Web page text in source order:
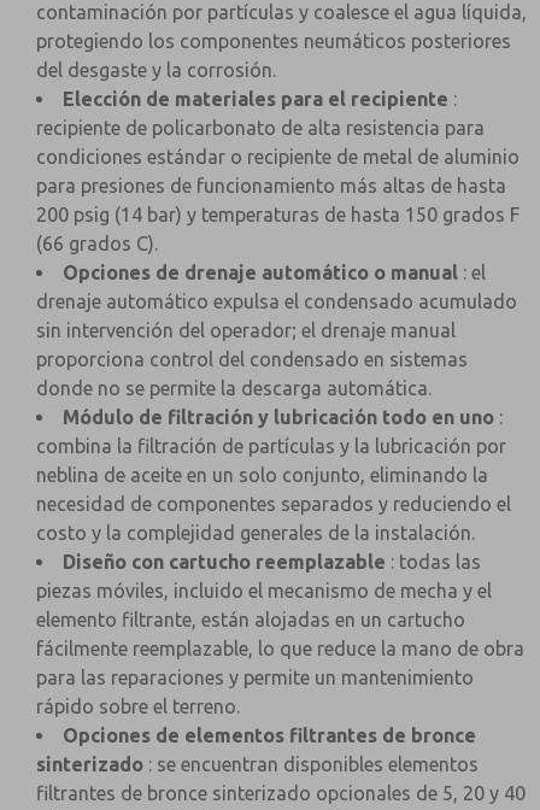
contaminación por partículas y coalesce el agua líquida,
protegiendo los componentes neumáticos posteriores
del desgaste y la corrosión.
Elección de materiales para el recipiente :
recipiente de policarbonato de alta resistencia para
condiciones estándar o recipiente de metal de aluminio
para presiones de funcionamiento más altas de hasta
200 psig (14 bar) y temperaturas de hasta 150 grados F
(66 grados C).
Opciones de drenaje automático o manual : el
drenaje automático expulsa el condensado acumulado
sin intervención del operador; el drenaje manual
proporciona control del condensado en sistemas
donde no se permite la descarga automática.
Módulo de filtración y lubricación todo en uno :
combina la filtración de partículas y la lubricación por
neblina de aceite en un solo conjunto, eliminando la
necesidad de componentes separados y reduciendo el
costo y la complejidad generales de la instalación.
Diseño con cartucho reemplazable : todas las
piezas móviles, incluido el mecanismo de mecha y el
elemento filtrante, están alojadas en un cartucho
fácilmente reemplazable, lo que reduce la mano de obra
para las reparaciones y permite un mantenimiento
rápido sobre el terreno.
Opciones de elementos filtrantes de bronce
sinterizado : se encuentran disponibles elementos
filtrantes de bronce sinterizado opcionales de 5, 20 y 40